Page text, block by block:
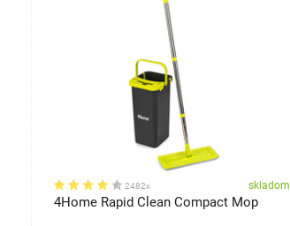
2482x skladom
4Home Rapid Clean Compact Mop